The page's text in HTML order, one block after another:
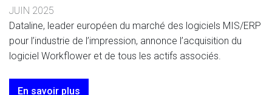
JUIN 2025
Dataline, leader européen du marché des logiciels MIS/ERP
pour l’industrie de l’impression, annonce l’acquisition du
logiciel Workflower et de tous les actifs associés.
En savoir plus